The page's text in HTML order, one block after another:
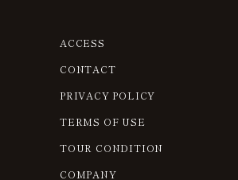
ACCESS
CONTACT
PRIVACY POLICY
TERMS OF USE
TOUR CONDITION
COMPANY